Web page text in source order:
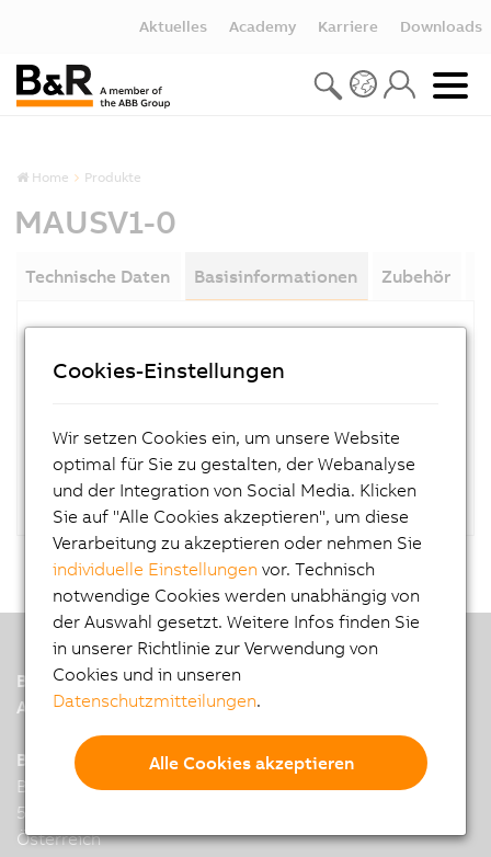
Aktuelles Academy Karriere Downloads
Home Produkte
MAUSV1-0
Technische Daten Basisinformationen Zubehör
MAUSV1-0
USV 24V Anwenderhandbuch deutsch
B&R
A member of the ABB Group
B&R Industrial Automation GmbH
B&R Strasse 1
5142 Eggelsberg
Österreich
Cookies-Einstellungen
Wir setzen Cookies ein, um unsere Website
optimal für Sie zu gestalten, der Webanalyse
und der Integration von Social Media. Klicken
Sie auf "Alle Cookies akzeptieren", um diese
Verarbeitung zu akzeptieren oder nehmen Sie
individuelle Einstellungen vor. Technisch
notwendige Cookies werden unabhängig von
der Auswahl gesetzt. Weitere Infos finden Sie
in unserer Richtlinie zur Verwendung von
Cookies und in unseren
Datenschutzmitteilungen.
Alle Cookies akzeptieren